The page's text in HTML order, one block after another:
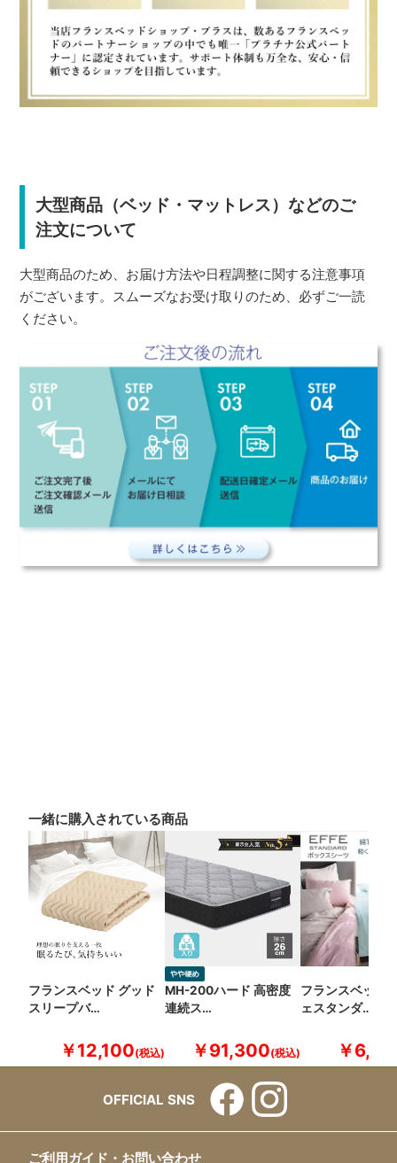
大型商品（ベッド・マットレス）などのご
注文について
大型商品のため、お届け方法や日程調整に関する注意事項
がございます。スムーズなお受け取りのため、必ずご一読
ください。
一緒に購入されている商品
フランスベッド グッド
スリープバ…
￥12,100
MH-200ハード 高密度
連続ス…
￥91,300
フランスベッド
ェスタンダ…
￥
OFFICIAL SNS
ご利用ガイド・お問い合わせ